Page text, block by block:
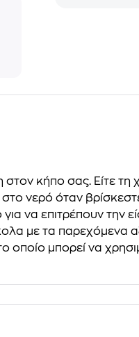
κήπο σας. Είτε τη
νερό όταν
να επιτρέπουν την
με τα
μπορεί να